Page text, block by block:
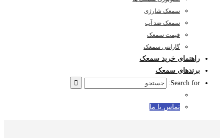
سمعک شارژی
سمعک ضد آب
قیمت سمعک
گارانتی سمعک
راهنمای خرید سمعک
برندهای سمعک
Search for:
تماس با ما